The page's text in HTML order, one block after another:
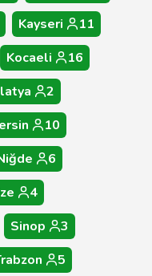
Kayseri
11
Kocaeli
16
2
10
6
4
Sinop
3
5